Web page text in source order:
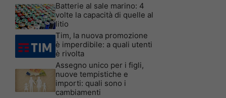
Batterie al sale marino: 4
volte la capacità di quelle al
litio
Tim, la nuova promozione
è imperdibile: a quali utenti
è rivolta
Assegno unico per i figli,
nuove tempistiche e
importi: quali sono i
cambiamenti